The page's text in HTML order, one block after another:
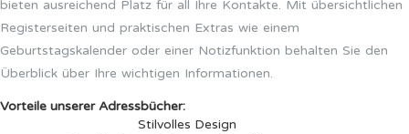
bieten ausreichend Platz für all Ihre Kontakte. Mit übersichtlichen
Registerseiten und praktischen Extras wie einem
Geburtstagskalender oder einer Notizfunktion behalten Sie den
Überblick über Ihre wichtigen Informationen.
Vorteile unserer Adressbücher:
Stilvolles Design